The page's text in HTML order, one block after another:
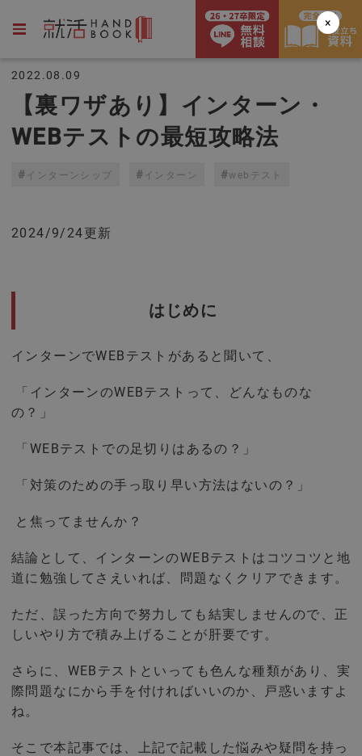
2022.08.09
【裏ワザあり】インターン・
WEBテストの最短攻略法
インターンシップ インターン webテスト
2024/9/24更新
はじめに
インターンでWEBテストがあると聞いて、
「インターンのWEBテストって、どんなものな
の？」
「WEBテストでの足切りはあるの？」
「対策のための手っ取り早い方法はないの？」
と焦ってませんか？
結論として、インターンのWEBテストはコツコツと地
道に勉強してさえいれば、問題なくクリアできます。
ただ、誤った方向で努力しても結実しませんので、正
しいやり方で積み上げることが肝要です。
さらに、WEBテストといっても色んな種類があり、実
際問題なにから手を付ければいいのか、戸惑いますよ
ね。
そこで本記事では、上記で記載した悩みや疑問を持っ
×